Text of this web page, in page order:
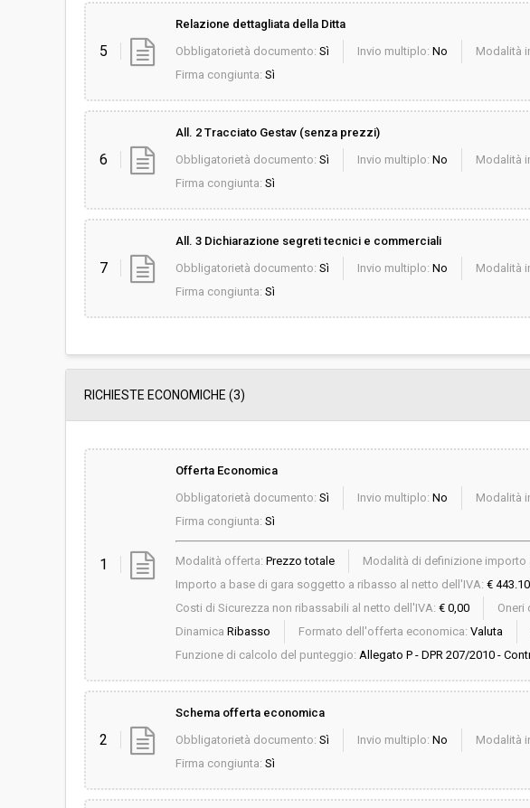
5
Relazione dettagliata della Ditta
Obbligatorietà documento: Sì Invio multiplo: No Modalità
Firma congiunta: Sì
6
All. 2 Tracciato Gestav (senza prezzi)
Obbligatorietà documento: Sì Invio multiplo: No Modalità
Firma congiunta: Sì
7
All. 3 Dichiarazione segreti tecnici e commerciali
Obbligatorietà documento: Sì Invio multiplo: No Modalità
Firma congiunta: Sì
RICHIESTE ECONOMICHE (3)
1
Offerta Economica
Obbligatorietà documento: Sì Invio multiplo: No Modalità
Firma congiunta: Sì
Modalità offerta: Prezzo totale Modalità di definizione importo
Importo a base di gara soggetto a ribasso al netto dell'IVA: €
Costi di Sicurezza non ribassabili al netto dell'IVA: € 0,00 Oneri
Dinamica Ribasso Formato dell'offerta economica: Valuta
Funzione di calcolo del punteggio: Allegato P - DPR 207/2010 -
2
Schema offerta economica
Obbligatorietà documento: Sì Invio multiplo: No Modalità
Firma congiunta: Sì